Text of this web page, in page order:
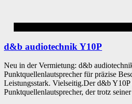
d&b audiotechnik Y10P
Neu in der Vermietung: d&b
Punktquellenlautsprecher für präzise
Leistungsstark. Vielseitig.Der d&b Y10P
Punktquellenlautsprecher, der trotz seiner